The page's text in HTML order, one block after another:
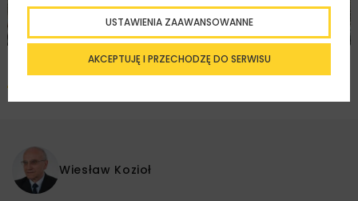
Pobierz artykuł PDF
Wiesław Kozioł
AKCEPTUJĘ I PRZECHODZĘ DO SERWISU
USTAWIENIA ZAAWANSOWANNE